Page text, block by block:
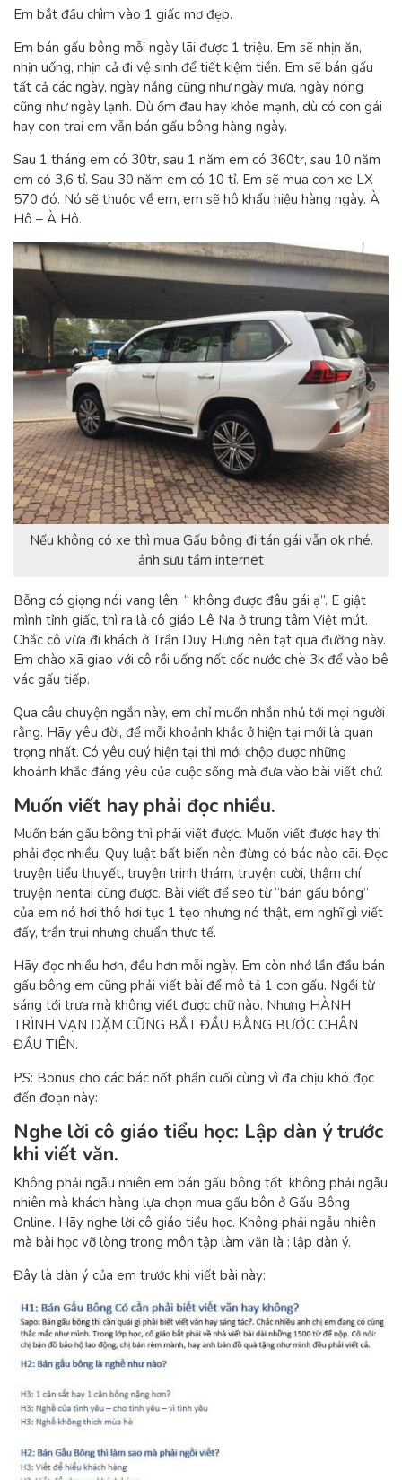
Em bắt đầu chìm vào 1 giấc mơ đẹp.
Em bán gấu bông mỗi ngày lãi được 1 triệu. Em sẽ nhịn ăn,
nhịn uống, nhịn cả đi vệ sinh để tiết kiệm tiền. Em sẽ bán gấu
tất cả các ngày, ngày nắng cũng như ngày mưa, ngày nóng
cũng như ngày lạnh. Dù ốm đau hay khỏe mạnh, dù có con gái
hay con trai em vẫn bán gấu bông hàng ngày.
Sau 1 tháng em có 30tr, sau 1 năm em có 360tr, sau 10 năm
em có 3,6 tỉ. Sau 30 năm em có 10 tỉ. Em sẽ mua con xe LX
570 đó. Nó sẽ thuộc về em, em sẽ hô khẩu hiệu hàng ngày. À
Hô – À Hô.
Nếu không có xe thì mua Gấu bông đi tán gái vẫn ok nhé.
ảnh sưu tầm internet
Bỗng có giọng nói vang lên: “ không được đâu gái ạ”. E giật
mình tỉnh giấc, thì ra là cô giáo Lê Na ở trung tâm Việt mút.
Chắc cô vừa đi khách ở Trần Duy Hưng nên tạt qua đường này.
Em chào xã giao với cô rồi uống nốt cốc nước chè 3k để vào bê
vác gấu tiếp.
Qua câu chuyện ngắn này, em chỉ muốn nhắn nhủ tới mọi người
rằng. Hãy yêu đời, để mỗi khoảnh khắc ở hiện tại mới là quan
trọng nhất. Có yêu quý hiện tại thì mới chộp được những
khoảnh khắc đáng yêu của cuộc sống mà đưa vào bài viết chứ.
Muốn viết hay phải đọc nhiều.
Muốn bán gấu bông thì phải viết được. Muốn viết được hay thì
phải đọc nhiều. Quy luật bất biến nên đừng có bác nào cãi. Đọc
truyện tiểu thuyết, truyện trinh thám, truyện cười, thậm chí
truyện hentai cũng được. Bài viết để seo từ “bán gấu bông”
của em nó hơi thô hơi tục 1 tẹo nhưng nó thật, em nghĩ gì viết
đấy, trần trụi nhưng chuẩn thực tế.
Hãy đọc nhiều hơn, đều hơn mỗi ngày. Em còn nhớ lần đầu bán
gấu bông em cũng phải viết bài để mô tả 1 con gấu. Ngồi từ
sáng tới trưa mà không viết được chữ nào. Nhưng HÀNH
TRÌNH VẠN DẶM CŨNG BẮT ĐẦU BẰNG BƯỚC CHÂN
ĐẦU TIÊN.
PS: Bonus cho các bác nốt phần cuối cùng vì đã chịu khó đọc
đến đoạn này:
Nghe lời cô giáo tiểu học: Lập dàn ý trước
khi viết văn.
Không phải ngẫu nhiên em bán gấu bông tốt, không phải ngẫu
nhiên mà khách hàng lựa chọn mua gấu bôn ở Gấu Bông
Online. Hãy nghe lời cô giáo tiều học. Không phải ngẫu nhiên
mà bài học vỡ lòng trong môn tập làm văn là : lập dàn ý.
Đây là dàn ý của em trước khi viết bài này: